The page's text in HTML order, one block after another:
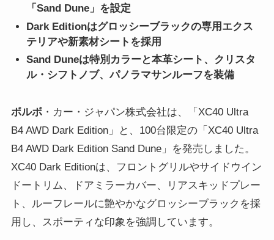
「Sand Dune」を設定
Dark Editionはグロッシーブラックの専用エクス
テリアや新素材シートを採用
Sand Duneは特別カラーと本革シート、クリスタ
ル・シフトノブ、パノラマサンルーフを装備
ボルボ・カー・ジャパン株式会社は、「XC40 Ultra
B4 AWD Dark Edition」と、100台限定の「XC40 Ultra
B4 AWD Dark Edition Sand Dune」を発売しました。
XC40 Dark Editionは、フロントグリルやサイドウイン
ドートリム、ドアミラーカバー、リアスキッドプレー
ト、ルーフレールに艶やかなグロッシーブラックを採
用し、スポーティな印象を強調しています。